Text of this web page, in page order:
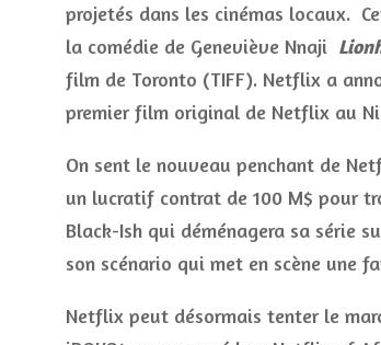
projetés dans les cinémas locaux.
la comédie de Geneviève Nnaji
film de Toronto (TIFF). Netflix a
premier film original de Netflix au
On sent le nouveau penchant de
un lucratif contrat de 100 M$ pour
Black-Ish qui déménagera sa série
son scénario qui met en scène une
Netflix peut désormais tenter le